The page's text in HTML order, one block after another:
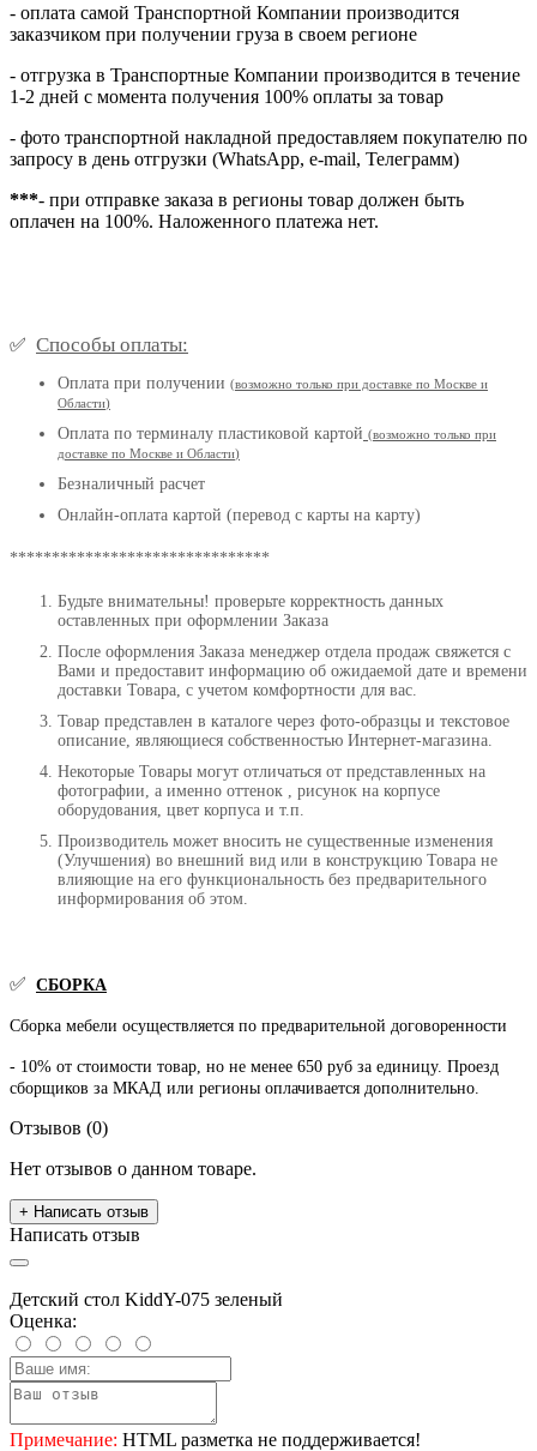
- оплата самой Транспортной Компании производится
заказчиком при получении груза в своем регионе
- отгрузка в Транспортные Компании производится в течение
1-2 дней с момента получения 100% оплаты за товар
- фото транспортной накладной предоставляем покупателю по
запросу в день отгрузки (WhatsApp, e-mail, Телеграмм)
***- при отправке заказа в регионы товар должен быть
оплачен на 100%. Наложенного платежа нет.
✅ Способы оплаты:
Оплата при получении (возможно только при доставке по Москве и
Области)
Оплата по терминалу пластиковой картой (возможно только при
доставке по Москве и Области)
Безналичный расчет
Онлайн-оплата картой (перевод с карты на карту)
*******************************
Будьте внимательны! проверьте корректность данных
оставленных при оформлении Заказа
После оформления Заказа менеджер отдела продаж свяжется с
Вами и предоставит информацию об ожидаемой дате и времени
доставки Товара, с учетом комфортности для вас.
Товар представлен в каталоге через фото-образцы и текстовое
описание, являющиеся собственностью Интернет-магазина.
Некоторые Товары могут отличаться от представленных на
фотографии, а именно оттенок , рисунок на корпусе
оборудования, цвет корпуса и т.п.
Производитель может вносить не существенные изменения
(Улучшения) во внешний вид или в конструкцию Товара не
влияющие на его функциональность без предварительного
информирования об этом.
✅ СБОРКА
Сборка мебели осуществляется по предварительной договоренности
- 10% от стоимости товар, но не менее 650 руб за единицу. Проезд
сборщиков за МКАД или регионы оплачивается дополнительно.
Отзывов (0)
Нет отзывов о данном товаре.
+ Написать отзыв
Написать отзыв
Детский стол KiddY-075 зеленый
Оценка:
Примечание: HTML разметка не поддерживается!